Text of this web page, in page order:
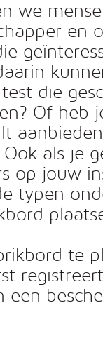
we
en
die
Of heb
als je
op jouw
typen
te